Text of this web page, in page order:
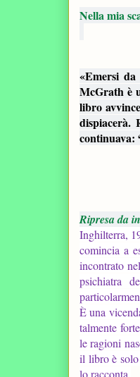
Nella mia
«Emersi
McGrath è
libro
dispiacerà.
continuava:
Ripresa da
Inghilterra,
comincia a
incontrato
psichiatra
È una
talmente
le ragioni
il libro è
lo racconta.